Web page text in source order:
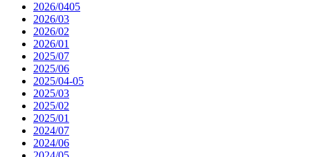
2026/0405
2026/03
2026/02
2026/01
2025/07
2025/06
2025/04-05
2025/03
2025/02
2025/01
2024/07
2024/06